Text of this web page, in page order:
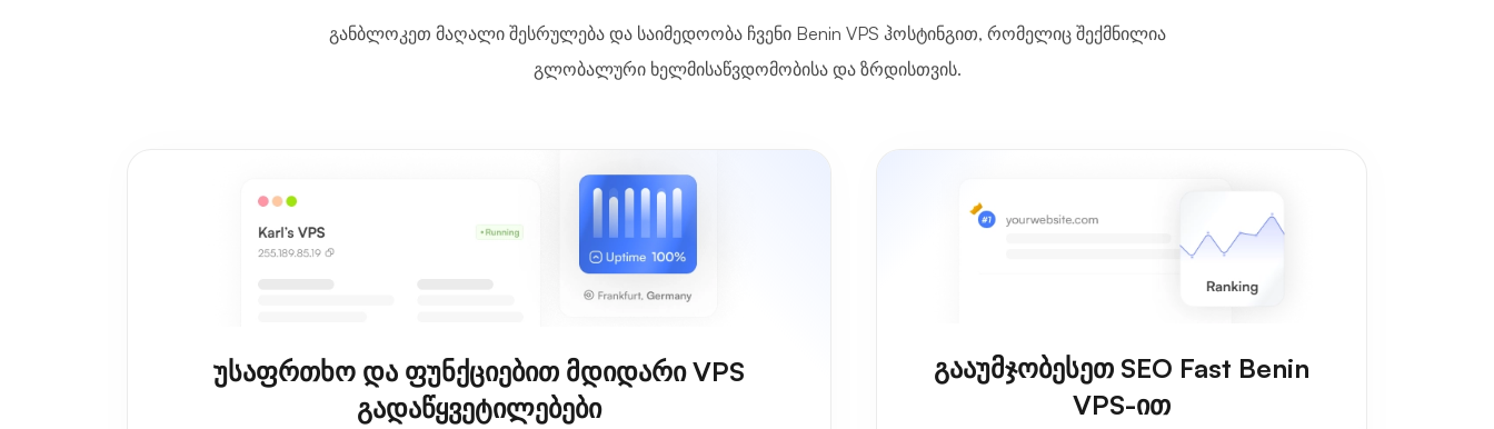
განბლოკეთ მაღალი შესრულება და საიმედოობა ჩვენი Benin VPS ჰოსტინგით, რომელიც შექმნილია
გლობალური ხელმისაწვდომობისა და ზრდისთვის.
უსაფრთხო და ფუნქციებით მდიდარი VPS
გადაწყვეტილებები
გააუმჯობესეთ SEO Fast Benin
VPS-ით